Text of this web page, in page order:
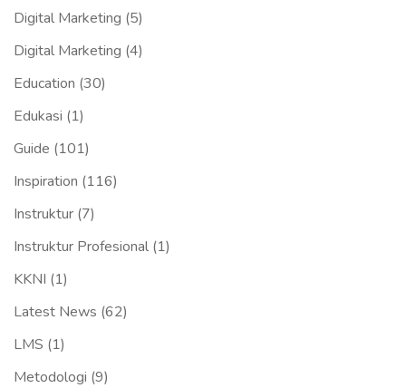
Digital Marketing (5)
Digital Marketing (4)
Education (30)
Edukasi (1)
Guide (101)
Inspiration (116)
Instruktur (7)
Instruktur Profesional (1)
KKNI (1)
Latest News (62)
LMS (1)
Metodologi (9)